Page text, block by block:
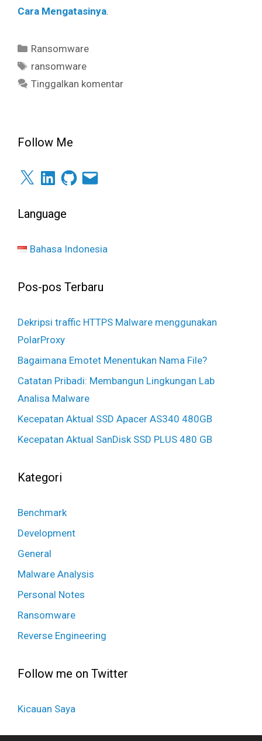
Cara Mengatasinya.
Kategori
Ransomware
Tag
ransomware
Tinggalkan komentar
Follow Me
X LinkedInGitHubSurel
Language
Bahasa Indonesia
Pos-pos Terbaru
Dekripsi traffic HTTPS Malware menggunakan
PolarProxy
Bagaimana Emotet Menentukan Nama File?
Catatan Pribadi: Membangun Lingkungan Lab
Analisa Malware
Kecepatan Aktual SSD Apacer AS340 480GB
Kecepatan Aktual SanDisk SSD PLUS 480 GB
Kategori
Benchmark
Development
General
Malware Analysis
Personal Notes
Ransomware
Reverse Engineering
Follow me on Twitter
Kicauan Saya